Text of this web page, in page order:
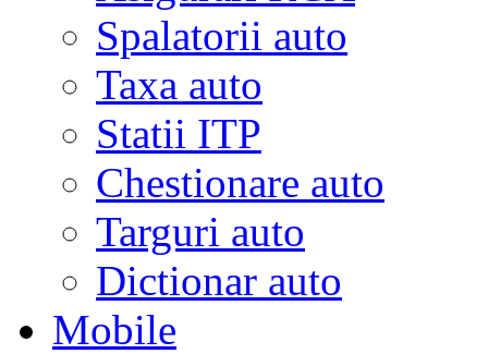
Spalatorii auto
Taxa auto
Statii ITP
Chestionare auto
Targuri auto
Dictionar auto
Mobile